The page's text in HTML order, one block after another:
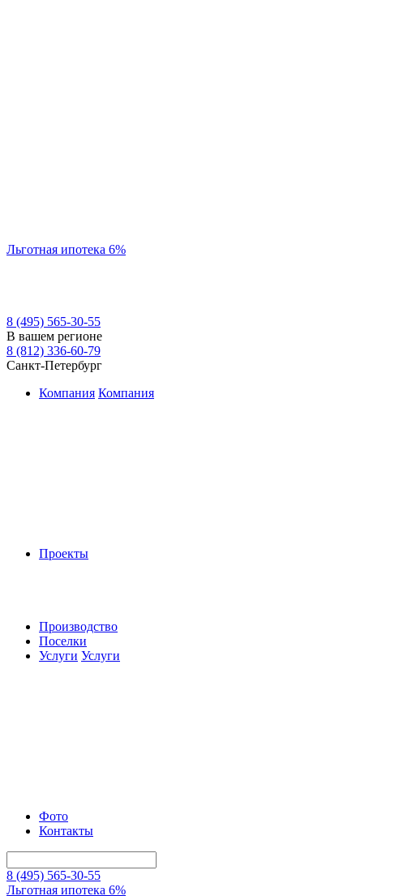
Льготная ипотека 6%
8 (495) 565-30-55
В вашем регионе
8 (812) 336-60-79
Санкт-Петербург
Компания Компания
Проекты
Производство
Поселки
Услуги Услуги
Фото
Контакты
8 (495) 565-30-55
Льготная ипотека 6%